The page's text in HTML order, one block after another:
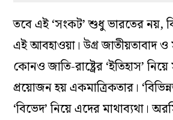
তবে এই ‘সংকট’ শুধু ভারতের নয়,
এই আবহাওয়া। উগ্র জাতীয়তাবাদ
কোনও জাতি-রাষ্ট্রের ‘ইতিহাস’
প্রয়োজন হয় একমাত্রিকতার।
‘বিভেদ’ নিয়ে এদের মাথাব্যথা।